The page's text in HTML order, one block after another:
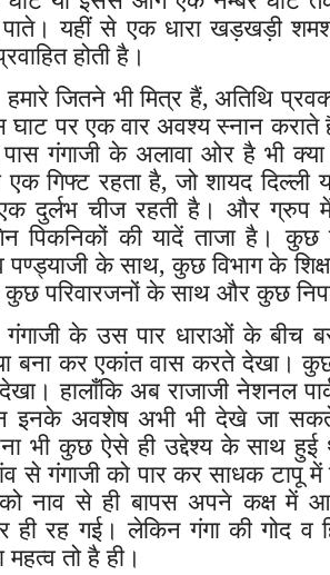
यहीं से एक धारा खड़खड़ी
होती है।
हमारे जितने भी मित्र हैं, अतिथि
पर एक वार अवश्य स्नान कराते
पास गंगाजी के अलावा ओर है भी
एक गिफ्ट रहता है, जो शायद
दुर्लभ चीज रहती है। और ग्रुप में
पिकनिकों की यादें ताजा है। कुछ
पण्ड्याजी के साथ, कुछ विभाग के
कुछ परिवारजनों के साथ और कुछ
गंगाजी के उस पार धाराओं के बीच
बना कर एकांत वास करते देखा। कुछ
हालाँकि अब राजाजी नेशनल
इनके अवशेष अभी भी देखे जा
भी कुछ ऐसे ही उद्देश्य के साथ हुई
से गंगाजी को पार कर साधक टापू
नाव से ही बापस अपने कक्ष में
ही रह गई। लेकिन गंगा की गोद व
तो है ही।